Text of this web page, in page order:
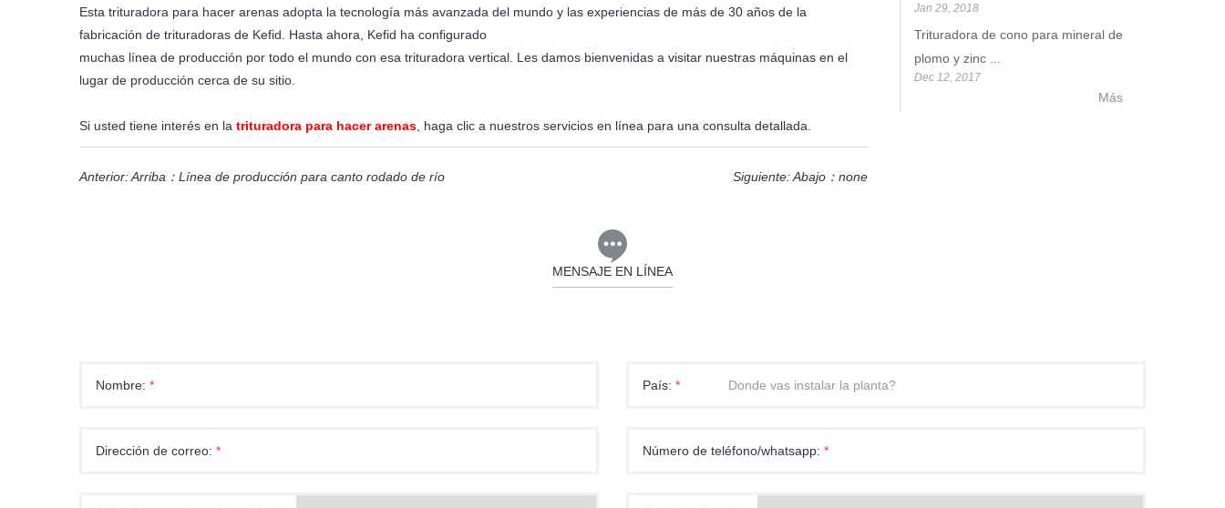
Esta trituradora para hacer arenas adopta la tecnología más avanzada del mundo y las experiencias de más de 30 años de la
fabricación de trituradoras de Kefid. Hasta ahora, Kefid ha configurado
muchas línea de producción por todo el mundo con esa trituradora vertical. Les damos bienvenidas a visitar nuestras máquinas en el
lugar de producción cerca de su sitio.
Si usted tiene interés en la trituradora para hacer arenas , haga clic a nuestros servicios en línea para una consulta detallada.
Anterior: Arriba： Línea de producción para canto rodado de río Siguiente: Abajo：none
Jan 29, 2018
Trituradora de cono para mineral de
plomo y zinc
Dec 12, 2017
Más
MENSAJE EN LÍNEA
Nombre: * País: *
Dirección de correo: * Número de teléfono/whatsapp: *